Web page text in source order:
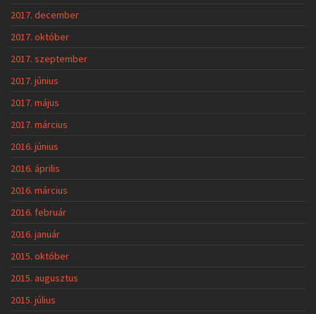
2017. december
2017. október
2017. szeptember
2017. június
2017. május
2017. március
2016. június
2016. április
2016. március
2016. február
2016. január
2015. október
2015. augusztus
2015. július